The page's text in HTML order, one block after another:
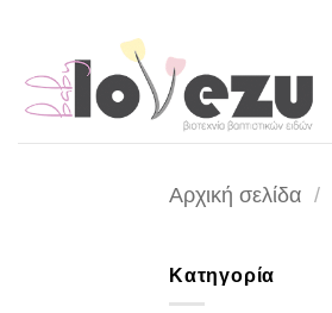
περιεχόμενο
Αρχική σελίδα /
Κατηγορία